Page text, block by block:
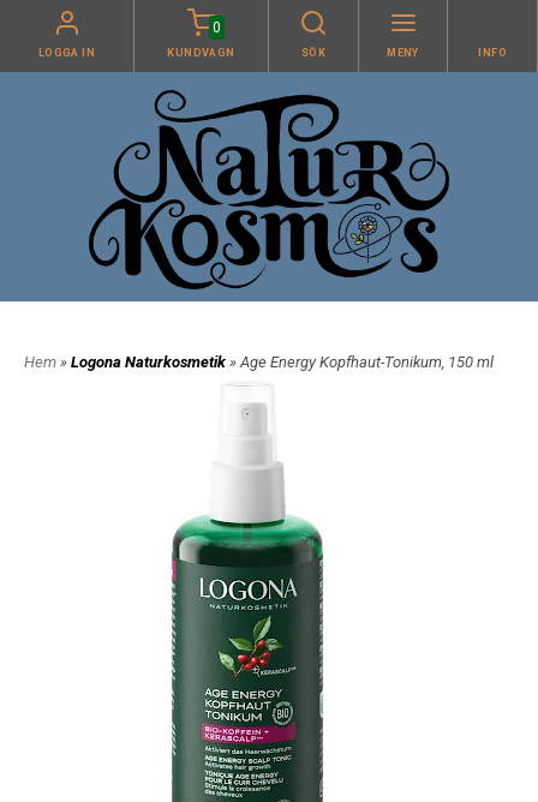
LOGGA IN
0
KUNDVAGN SÖK MENY INFO
Hem » Logona Naturkosmetik » Age Energy Kopfhaut-Tonikum, 150 ml